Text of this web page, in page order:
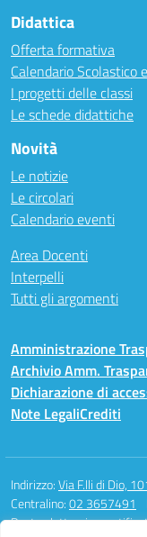
Didattica
Offerta formativa
Calendario Scolastico
I progetti delle classi
Le schede didattiche
Novità
Le notizie
Le circolari
Calendario eventi
Area Docenti
Interpelli
Tutti gli argomenti
Amministrazione
Archivio Amm.
Dichiarazione di
Note LegaliCrediti
Indirizzo:Via F.lli di Dio,
Centralino:02 3657491
Posta elettronica